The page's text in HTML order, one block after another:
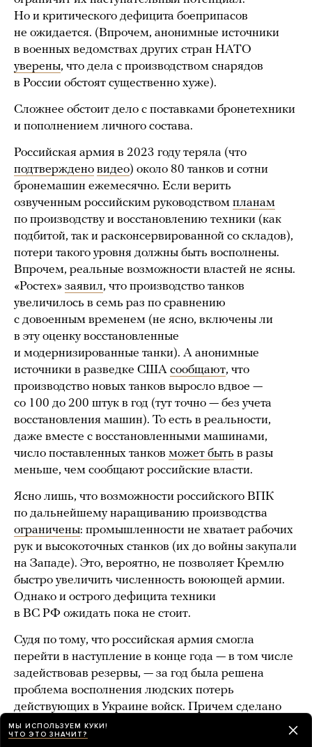
Но и критического дефицита боеприпасов
не ожидается. (Впрочем, анонимные источники
в военных ведомствах других стран НАТО
уверены, что дела с производством снарядов
в России обстоят существенно хуже).
Сложнее обстоит дело с поставками бронетехники
и пополнением личного состава.
Российская армия в 2023 году теряла (что
подтверждено видео) около 80 танков и сотни
бронемашин ежемесячно. Если верить
озвученным российским руководством планам
по производству и восстановлению техники (как
подбитой, так и расконсервированной со складов),
потери такого уровня должны быть восполнены.
Впрочем, реальные возможности властей не ясны.
«Ростех» заявил, что производство танков
увеличилось в семь раз по сравнению
с довоенным временем (не ясно, включены ли
в эту оценку восстановленные
и модернизированные танки). А анонимные
источники в разведке США сообщают, что
производство новых танков выросло вдвое —
со 100 до 200 штук в год (тут точно — без учета
восстановления машин). То есть в реальности,
даже вместе с восстановленными машинами,
число поставленных танков может быть в разы
меньше, чем сообщают российские власти.
Ясно лишь, что возможности российского ВПК
по дальнейшему наращиванию производства
ограничены: промышленности не хватает рабочих
рук и высокоточных станков (их до войны закупали
на Западе). Это, вероятно, не позволяет Кремлю
быстро увеличить численность воюющей армии.
Однако и острого дефицита техники
в ВС РФ ожидать пока не стоит.
Судя по тому, что российская армия смогла
перейти в наступление в конце года — в том числе
задействовав резервы, — за год была решена
проблема восполнения людских потерь
действующих в Украине войск. Причем сделано
это было без новой масштабной волны
мобилизации.
МЫ ИСПОЛЬЗУЕМ КУКИ!
ЧТО ЭТО ЗНАЧИТ?